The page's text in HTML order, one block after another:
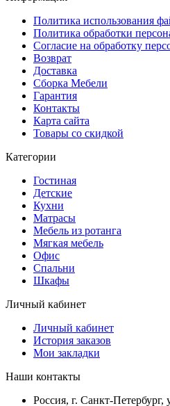
Политика использования
Политика обработки
Согласие на обработку
Возврат
Доставка
Сборка Мебели
Гарантия
Контакты
Карта сайта
Товары со скидкой
Категории
Гостиная
Детские
Кухни
Матрасы
Мебель из ротанга
Мягкая мебель
Офис
Спальни
Шкафы
Личный кабинет
Личный кабинет
История заказов
Мои закладки
Наши контакты
Россия, г. Санкт-